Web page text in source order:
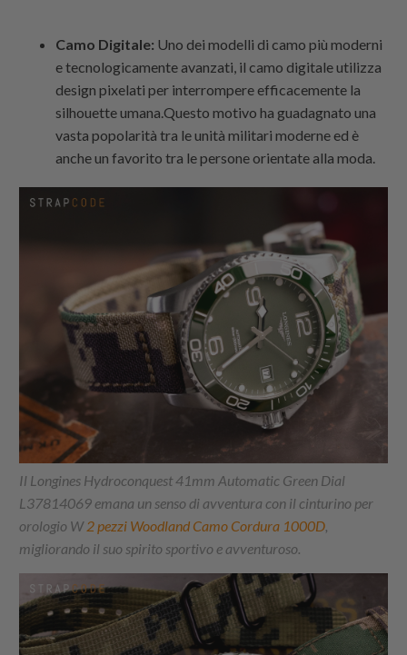
Camo Digitale: Uno dei modelli di camo più moderni
e tecnologicamente avanzati, il camo digitale utilizza
design pixelati per interrompere efficacemente la
silhouette umana.Questo motivo ha guadagnato una
vasta popolarità tra le unità militari moderne ed è
anche un favorito tra le persone orientate alla moda.
Il Longines Hydroconquest 41mm Automatic Green Dial
L37814069 emana un senso di avventura con il cinturino per
orologio W2 pezzi Woodland Camo Cordura 1000D,
migliorando il suo spirito sportivo e avventuroso.